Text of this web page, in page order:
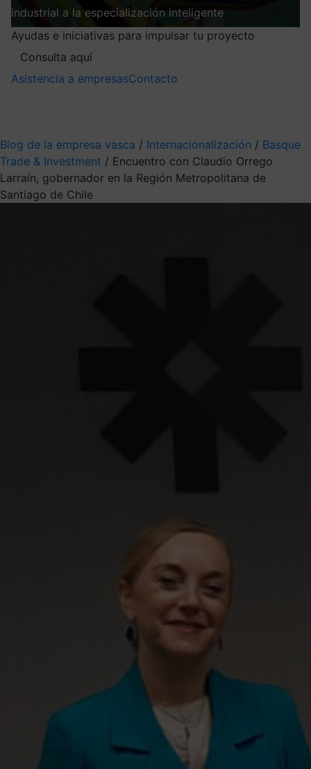
industrial a la especialización inteligente
Ayudas e iniciativas para impulsar tu proyecto
Consulta aquí
Asistencia a empresasContacto
Blog de la empresa vasca / Internacionalización / Basque
Trade & Investment / Encuentro con Claudio Orrego
Larraín, gobernador en la Región Metropolitana de
Santiago de Chile